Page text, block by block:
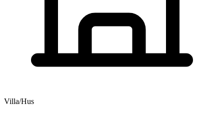
Villa/Hus